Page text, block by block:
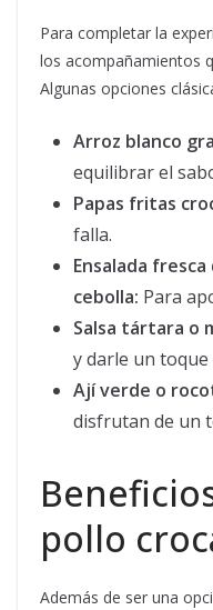
Para completar la
los acompañamientos
Algunas opciones
Arroz blanco
equilibrar el
Papas fritas
falla.
Ensalada
cebolla: Para
Salsa tártara o
y darle un
Ají verde o
disfrutan de un
pollo
Además de ser una